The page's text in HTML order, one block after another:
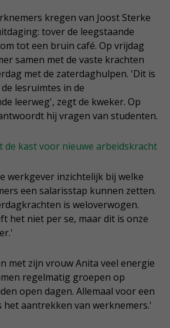
kregen van Joost Sterke
tover de leegstaande
tot een bruin café. Op vrijdag
samen met de vaste krachten
met de zaterdaghulpen. 'Dit is
lesruimtes in de
leerweg', zegt de kweker. Op
hij vragen van studenten.
de kast voor nieuwe arbeidskracht
werkgever inzichtelijk bij welke
een salarisstap kunnen zetten.
is weloverwogen.
het niet per se, maar dit is onze
met zijn vrouw Anita veel energie
regelmatig groepen op
open dagen. Allemaal voor een
het aantrekken van werknemers.'